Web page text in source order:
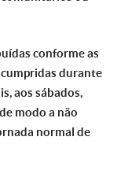
conforme as
durante
aos sábados,
modo a não
normal de